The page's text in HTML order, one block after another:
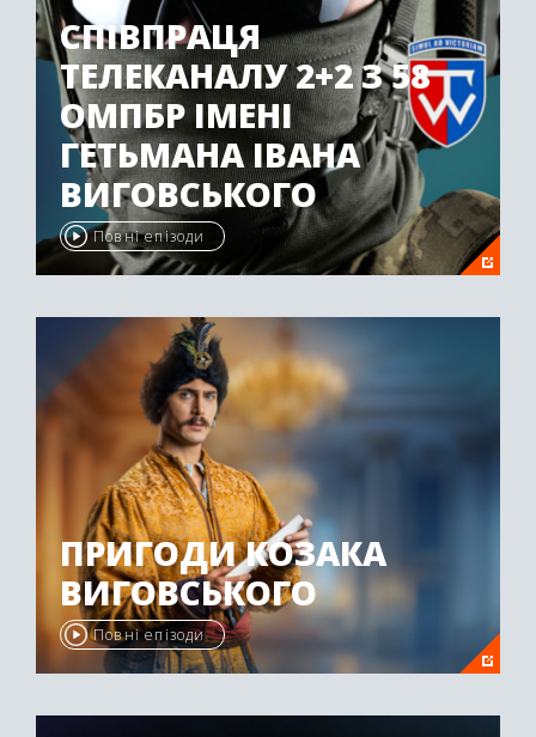
СПІВПРАЦЯ
ТЕЛЕКАНАЛУ 2+2 З 58
ОМПБР ІМЕНІ
ГЕТЬМАНА ІВАНА
ВИГОВСЬКОГО
Повні епізоди
ПРИГОДИ КОЗАКА
ВИГОВСЬКОГО
Повні епізоди